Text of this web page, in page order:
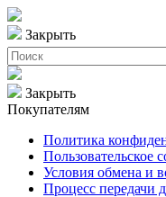
Закрыть
Закрыть
Покупателям
Политика
Пользовательское
Условия обмена и
Процесс передачи